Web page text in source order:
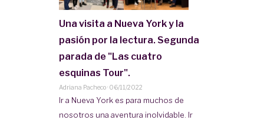
Una visita a Nueva York y la
pasión por la lectura. Segunda
parada de "Las cuatro
esquinas Tour".
Adriana Pacheco· 06/11/2022
Ir a Nueva York es para muchos de
nosotros una aventura inolvidable. Ir